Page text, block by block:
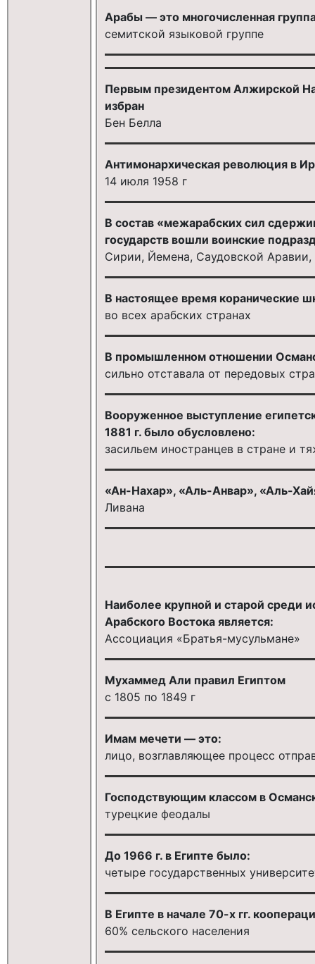
Арабы — это многочисленная
семитской языковой группе
Первым президентом Алжирской
избран
Бен Белла
Антимонархическая революция в
14 июля 1958 г
В состав «межарабских сил
государств вошли воинские
Сирии, Йемена, Саудовской
В настоящее время коранические
во всех арабских странах
В промышленном отношении
сильно отставала от передовых
Вооруженное выступление
1881 г. было обусловлено:
засильем иностранцев в стране и
«Ан-Нахар», «Аль-Анвар», «Аль-
Ливана
Наиболее крупной и старой среди
Арабского Востока является:
Ассоциация «Братья-мусульмане»
Мухаммед Али правил Египтом
с 1805 по 1849 г
Имам мечети — это:
лицо, возглавляющее процесс
Господствующим классом в
турецкие феодалы
До 1966 г. в Египте было:
четыре государственных
В Египте в начале 70-х гг.
60% сельского населения